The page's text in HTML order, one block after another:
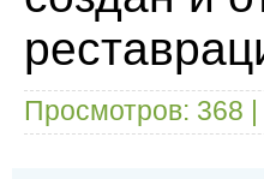
Просмотров: 368